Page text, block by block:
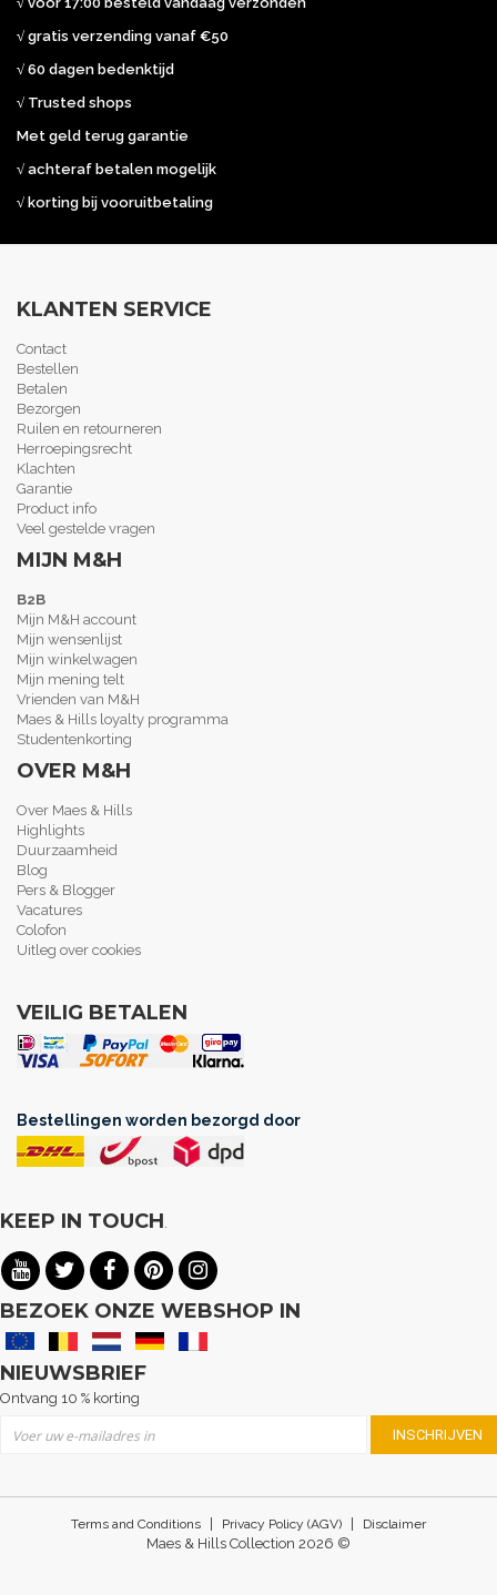
√ gratis verzending vanaf €50
√ 60 dagen bedenktijd
√ Trusted shops
Met geld terug garantie
√ achteraf betalen mogelijk
√ korting bij vooruitbetaling
KLANTEN SERVICE
Contact
Bestellen
Betalen
Bezorgen
Ruilen en retourneren
Herroepingsrecht
Klachten
Garantie
Product info
Veel gestelde vragen
MIJN M&H
B2B
Mijn M&H account
Mijn wensenlijst
Mijn winkelwagen
Mijn mening telt
Vrienden van M&H
Maes & Hills loyalty programma
Studentenkorting
OVER M&H
Over Maes & Hills
Highlights
Duurzaamheid
Blog
Pers & Blogger
Vacatures
Colofon
Uitleg over cookies
VEILIG BETALEN
Bestellingen worden bezorgd door
KEEP IN TOUCH
BEZOEK ONZE WEBSHOP IN
NIEUWSBRIEF
Ontvang 10 % korting
INSCHRIJVEN
Terms and Conditions | Privacy Policy (AGV) | Disclaimer
Maes & Hills Collection 2026 ©